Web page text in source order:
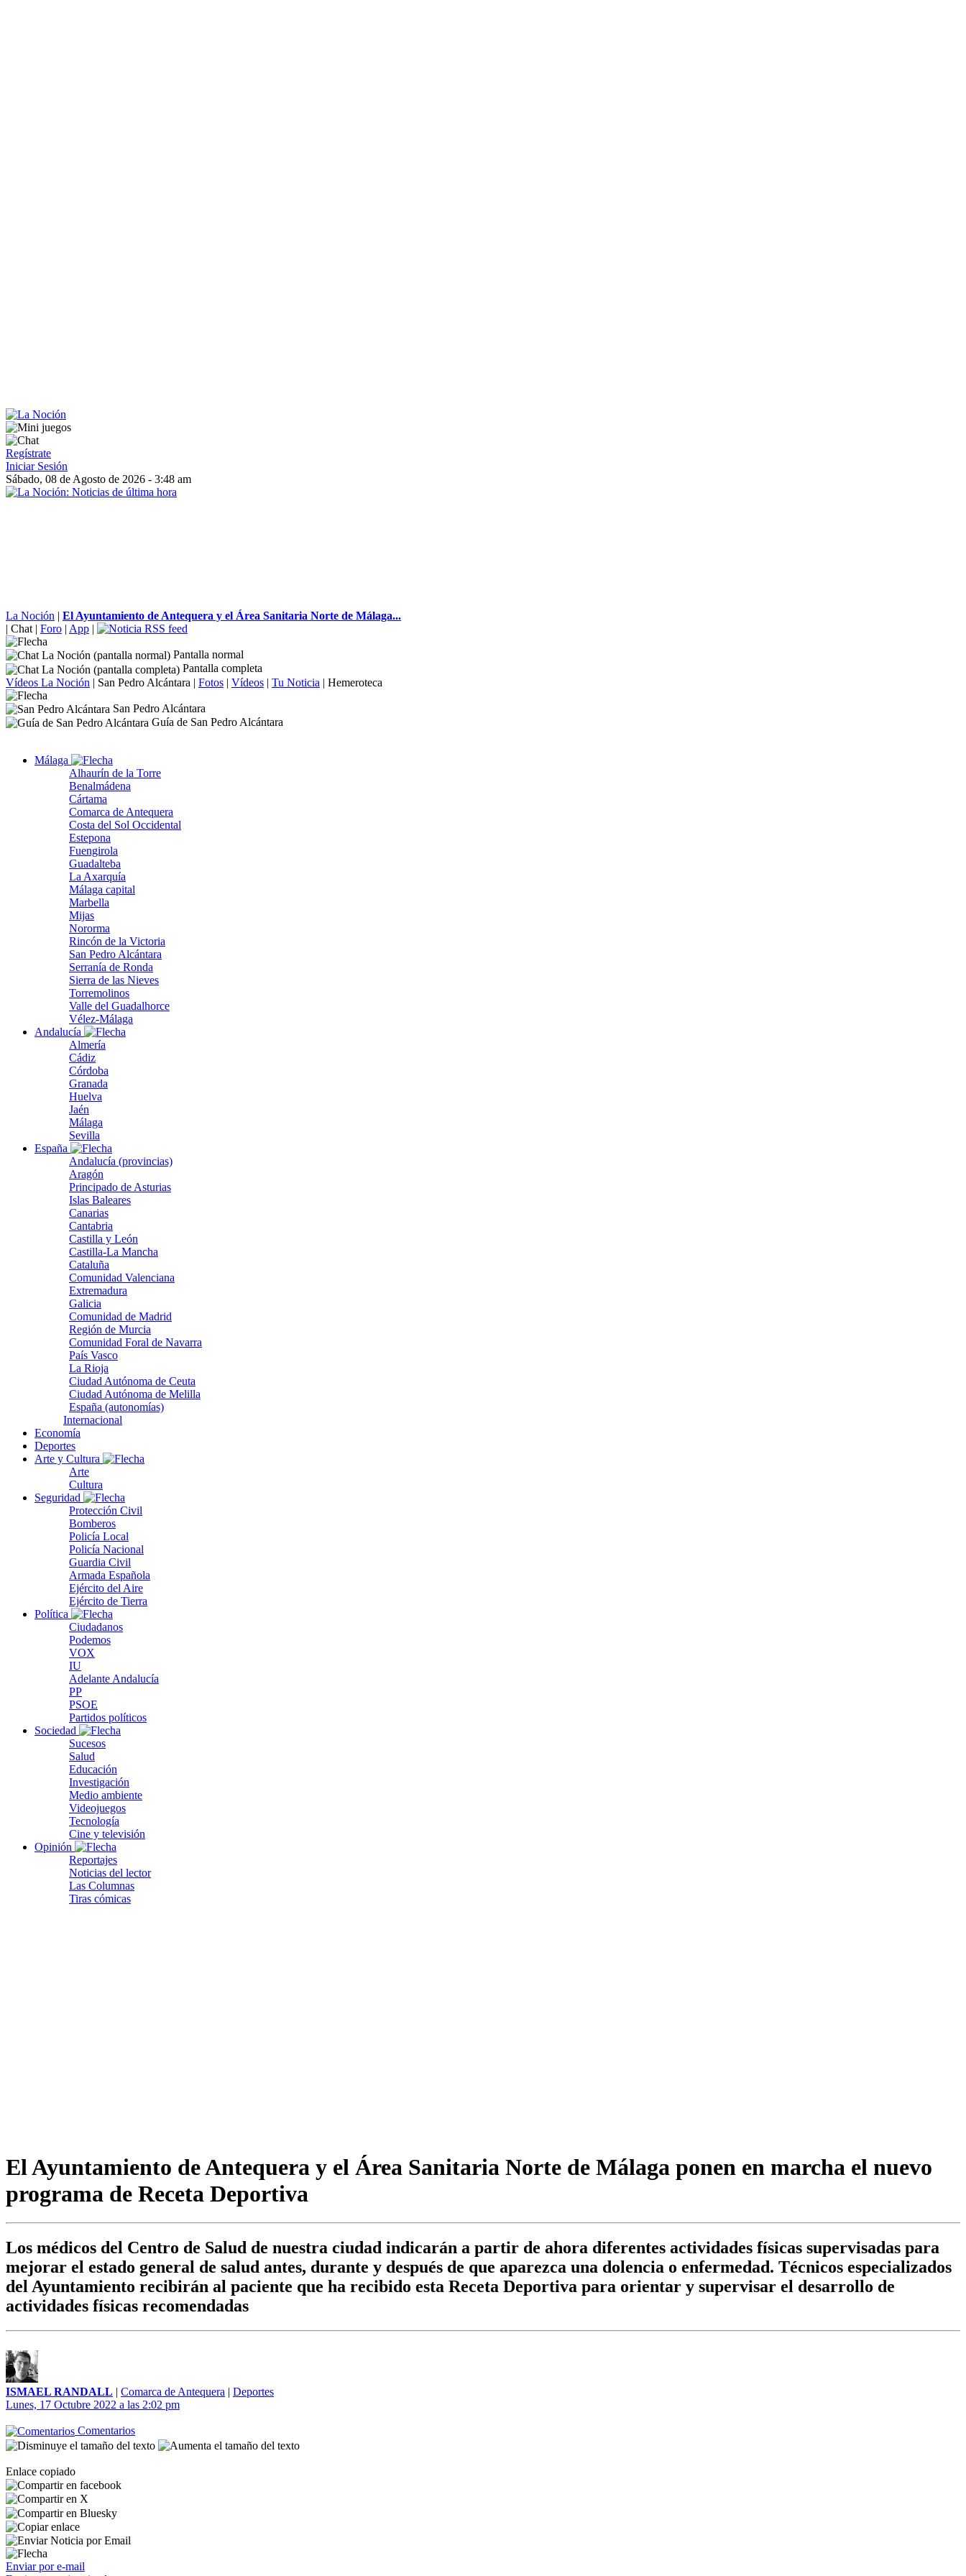
Regístrate
Iniciar Sesión
Sábado, 08 de Agosto de 2026 - 3:48 am
La Noción | El Ayuntamiento de Antequera y el Área Sanitaria Norte de Málaga...
| Chat | Foro | App |
Pantalla normal
Pantalla completa
Vídeos La Noción | San Pedro Alcántara | Fotos | Vídeos | Tu Noticia | Hemeroteca
San Pedro Alcántara
Guía de San Pedro Alcántara
Málaga
Alhaurín de la Torre
Benalmádena
Cártama
Comarca de Antequera
Costa del Sol Occidental
Estepona
Fuengirola
Guadalteba
La Axarquía
Málaga capital
Marbella
Mijas
Nororma
Rincón de la Victoria
San Pedro Alcántara
Serranía de Ronda
Sierra de las Nieves
Torremolinos
Valle del Guadalhorce
Vélez-Málaga
Andalucía
Almería
Cádiz
Córdoba
Granada
Huelva
Jaén
Málaga
Sevilla
España
Andalucía (provincias)
Aragón
Principado de Asturias
Islas Baleares
Canarias
Cantabria
Castilla y León
Castilla-La Mancha
Cataluña
Comunidad Valenciana
Extremadura
Galicia
Comunidad de Madrid
Región de Murcia
Comunidad Foral de Navarra
País Vasco
La Rioja
Ciudad Autónoma de Ceuta
Ciudad Autónoma de Melilla
España (autonomías)
Internacional
Economía
Deportes
Arte y Cultura
Arte
Cultura
Seguridad
Protección Civil
Bomberos
Policía Local
Policía Nacional
Guardia Civil
Armada Española
Ejército del Aire
Ejército de Tierra
Política
Ciudadanos
Podemos
VOX
IU
Adelante Andalucía
PP
PSOE
Partidos políticos
Sociedad
Sucesos
Salud
Educación
Investigación
Medio ambiente
Videojuegos
Tecnología
Cine y televisión
Opinión
Reportajes
Noticias del lector
Las Columnas
Tiras cómicas
El Ayuntamiento de Antequera y el Área Sanitaria Norte de Málaga ponen en marcha el nuevo
programa de Receta Deportiva
Los médicos del Centro de Salud de nuestra ciudad indicarán a partir de ahora diferentes actividades físicas supervisadas para
mejorar el estado general de salud antes, durante y después de que aparezca una dolencia o enfermedad. Técnicos especializados
del Ayuntamiento recibirán al paciente que ha recibido esta Receta Deportiva para orientar y supervisar el desarrollo de
actividades físicas recomendadas
ISMAEL RANDALL | Comarca de Antequera | Deportes
Lunes, 17 Octubre 2022 a las 2:02 pm
Comentarios
Enlace copiado
Enviar por e-mail